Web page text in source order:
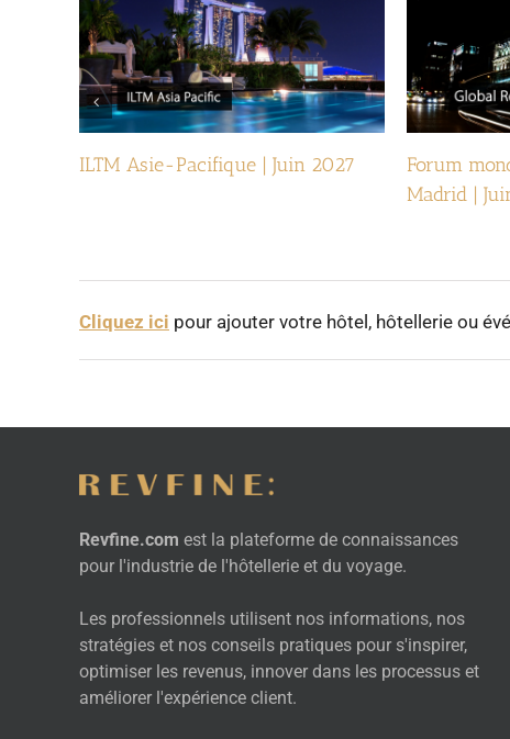
ILTM Asie-Pacifique | Juin 2027
Forum
Madrid |
Cliquez ici pour ajouter votre hôtel, hôtellerie ou
Revfine.com est la plateforme de connaissances
pour l'industrie de l'hôtellerie et du voyage.
Les professionnels utilisent nos informations, nos
stratégies et nos conseils pratiques pour s'inspirer,
optimiser les revenus, innover dans les processus et
améliorer l'expérience client.